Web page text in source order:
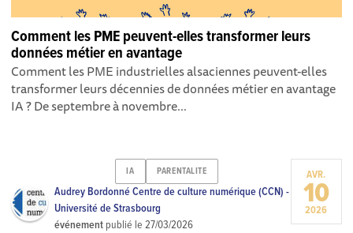
Comment les PME peuvent-elles transformer leurs
données métier en avantage
Comment les PME industrielles alsaciennes peuvent-elles
transformer leurs décennies de données métier en avantage
IA ? De septembre à novembre...
IA PARENTALITE
Audrey Bordonné Centre de culture numérique (CCN) -
Université de Strasbourg
événement publié le27/03/2026
AVR.
10
2026